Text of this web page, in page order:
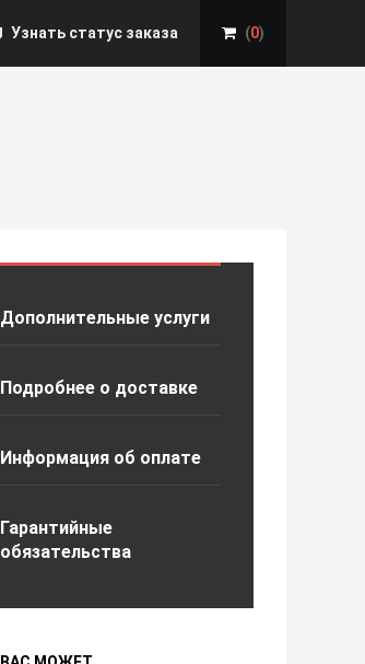
Узнать статус заказа (0)
Дополнительные услуги
Подробнее о доставке
Информация об оплате
Гарантийные
обязательства